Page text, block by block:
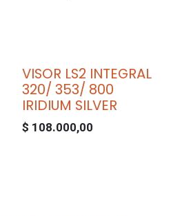
VISOR LS2 INTEGRAL
320/ 353/ 800
IRIDIUM SILVER
$ 108.000,00